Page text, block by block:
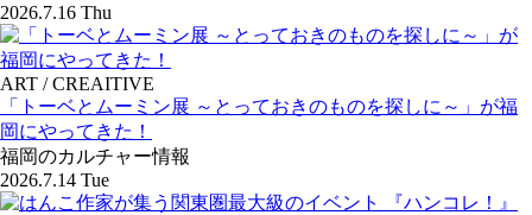
2026.7.16 Thu
ART / CREAITIVE
「トーベとムーミン展 ～とっておきのものを探しに～」が福
岡にやってきた！
福岡のカルチャー情報
2026.7.14 Tue